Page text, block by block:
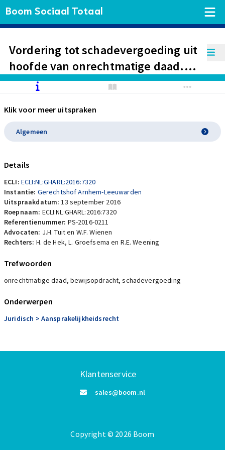
Boom Sociaal Totaal
Vordering tot schadevergoeding uit
hoofde van onrechtmatige daad.
Gestelde mishandeling.
Bewijsopdracht: schade aan gebit
door uitglijden op ijs of klap.
Klik voor meer uitspraken
Algemeen
Details
ECLI: ECLI:NL:GHARL:2016:7320
Instantie: Gerechtshof Arnhem-Leeuwarden
Uitspraakdatum:13 september 2016
Roepnaam: ECLI:NL:GHARL:2016:7320
Referentienummer: PS-2016-0211
Advocaten: J.H. Tuit en W.F. Wienen
Rechters: H. de Hek, L. Groefsema en R.E. Weening
Trefwoorden
onrechtmatige daad, bewijsopdracht, schadevergoeding
Onderwerpen
Juridisch > Aansprakelijkheidsrecht
Klantenservice
sales@boom.nl
Copyright©️ 2026 Boom